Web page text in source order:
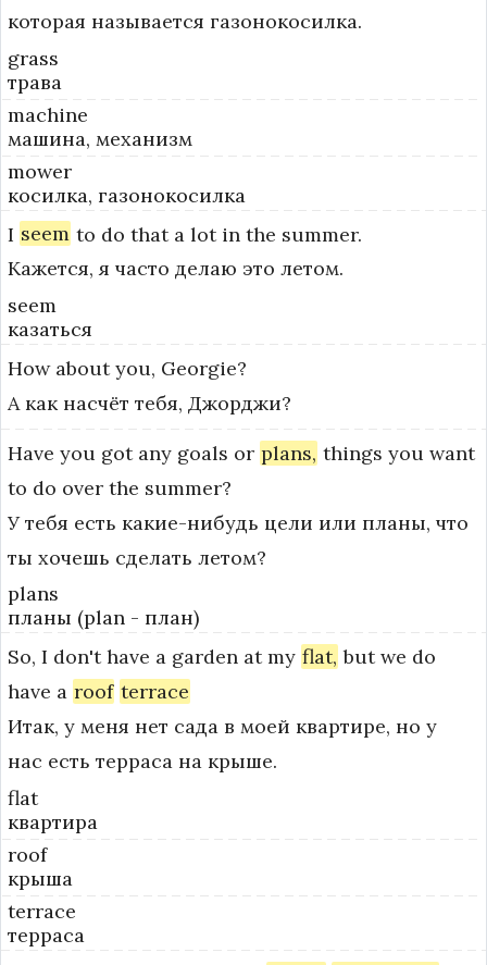
которая называется газонокосилка.
grass
трава
machine
машина, механизм
mower
косилка, газонокосилка
I seem to do that a lot in the summer.
Кажется, я часто делаю это летом.
seem
казаться
How about you, Georgie?
А как насчёт тебя, Джорджи?
Have you got any goals or plans, things you want
to do over the summer?
У тебя есть какие-нибудь цели или планы, что
ты хочешь сделать летом?
plans
планы (plan - план)
So, I don't have a garden at my flat, but we do
have a roof terrace
Итак, у меня нет сада в моей квартире, но у
нас есть терраса на крыше.
flat
квартира
roof
крыша
terrace
терраса